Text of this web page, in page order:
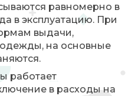
равномерно в
в эксплуатацию. При
выдачи,
на основные
работает
в расходы на